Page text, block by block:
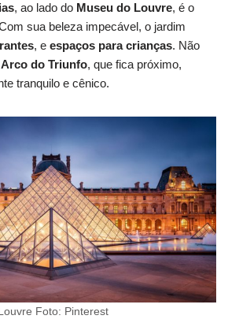
, ao lado do Museu do Louvre, é o
sua beleza impecável, o jardim
, e espaços para crianças. Não
Arco do Triunfo, que fica próximo,
tranquilo e cênico.
Foto: Pinterest